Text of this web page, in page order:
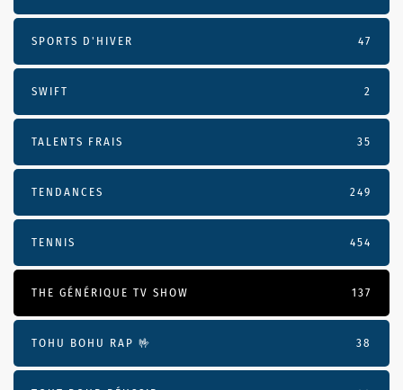
SPORTS D'HIVER 47
SWIFT 2
TALENTS FRAIS 35
TENDANCES 249
TENNIS 454
THE GÉNÉRIQUE TV SHOW 137
TOHU BOHU RAP 🤟 38